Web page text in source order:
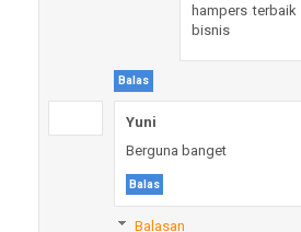
hampers
bisnis
Balas
Yuni
Berguna banget
Balas
Balasan